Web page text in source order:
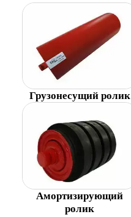
Грузонесущий ролик
Амортизирующий
ролик